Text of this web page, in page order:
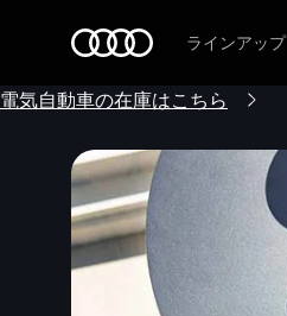
ラインアップ
電気自動車の在庫はこちら